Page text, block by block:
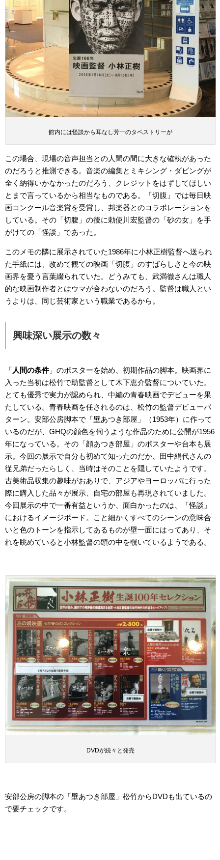
館内には怪談から耳なし芳一のタペストリーが
この場合、現場の音声担当との人間の間に大きな確執があった
のだろうと推測できる。音楽の編集とミキシング・ダビングが
全く納得いかなかったのだろう、クレジットをはずしてほしい
とまで言っているから相当なものである。「切腹」では毎日映
画コンクール音楽賞を受賞し、邦楽器とのコラボレーションを
している。その「切腹」の後に勅使川宏監督の「砂の女」を手
がけての「怪談」であった。
このメモの隣に展示されていた1986年に小林正樹監督へ送られ
た手紙には、改めて観ての映画「切腹」のすばらしさと今の映
画界を憂う言葉綴られていた。どうみても、武満徹さんは職人
的な映画制作者とはウマが合わないのだろう。監督は職人とい
うよりは、同じ芸術家という職業であるから。
興味深い展示の数々
「 人間の条件」のポスターを始め、初期作品の脚本。映画界に
入った当初は松竹で助監督として木下恵介監督についていた。
とても優秀で実力が認められ、中編の青春映画でデビューを果
たしている。青春映画を任されるのは、松竹の監督デビューパ
ターン。安部公房脚本で「壁あつき部屋」（1953年）に作って
いるのだが、GHQの顔色を伺うような作品のために公開が1956
年になっている。その「顔あつき部屋」のポスターや台本も展
示。今回の展示で自分も初めて知ったのだか、田中絹代さんの
従兄弟だったらしく、当時はそのことを隠していたようです。
古美術品収集の趣味がおありで、アジアやヨーロッパに行った
際に購入した品々が展示、自宅の部屋も再現されていました。
今回展示の中で一番有益というか、面白かったのは、「怪談」
におけるイメージボード。こと細かくすべてのシーンの意味合
いと色のトーンを指示してあるものが壁一面にはってあり、そ
れを眺めていると小林監督の頭の中を覗いているようである。
DVDが続々と発売
安部公房の脚本の「壁あつき部屋」松竹からDVDも出ているの
で要チェックです。